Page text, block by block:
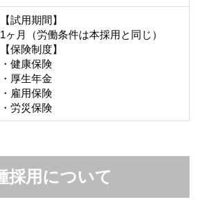
【試用期間】
1ヶ月（労働条件は本採用と同じ）
【保険制度】
・健康保険
・厚生年金
・雇用保険
・労災保険
採用について